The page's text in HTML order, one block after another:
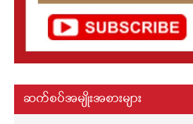
ဆက်စပ်အမျိုးအစားများ